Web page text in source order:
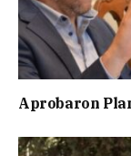
Aprobaron